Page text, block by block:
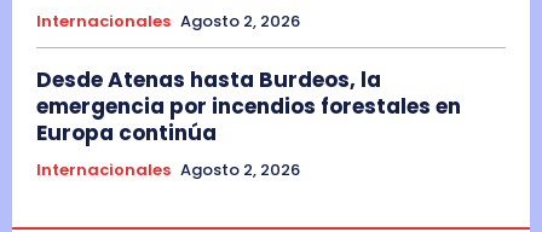
Internacionales Agosto 2, 2026
Desde Atenas hasta Burdeos, la
emergencia por incendios forestales en
Europa continúa
Internacionales Agosto 2, 2026